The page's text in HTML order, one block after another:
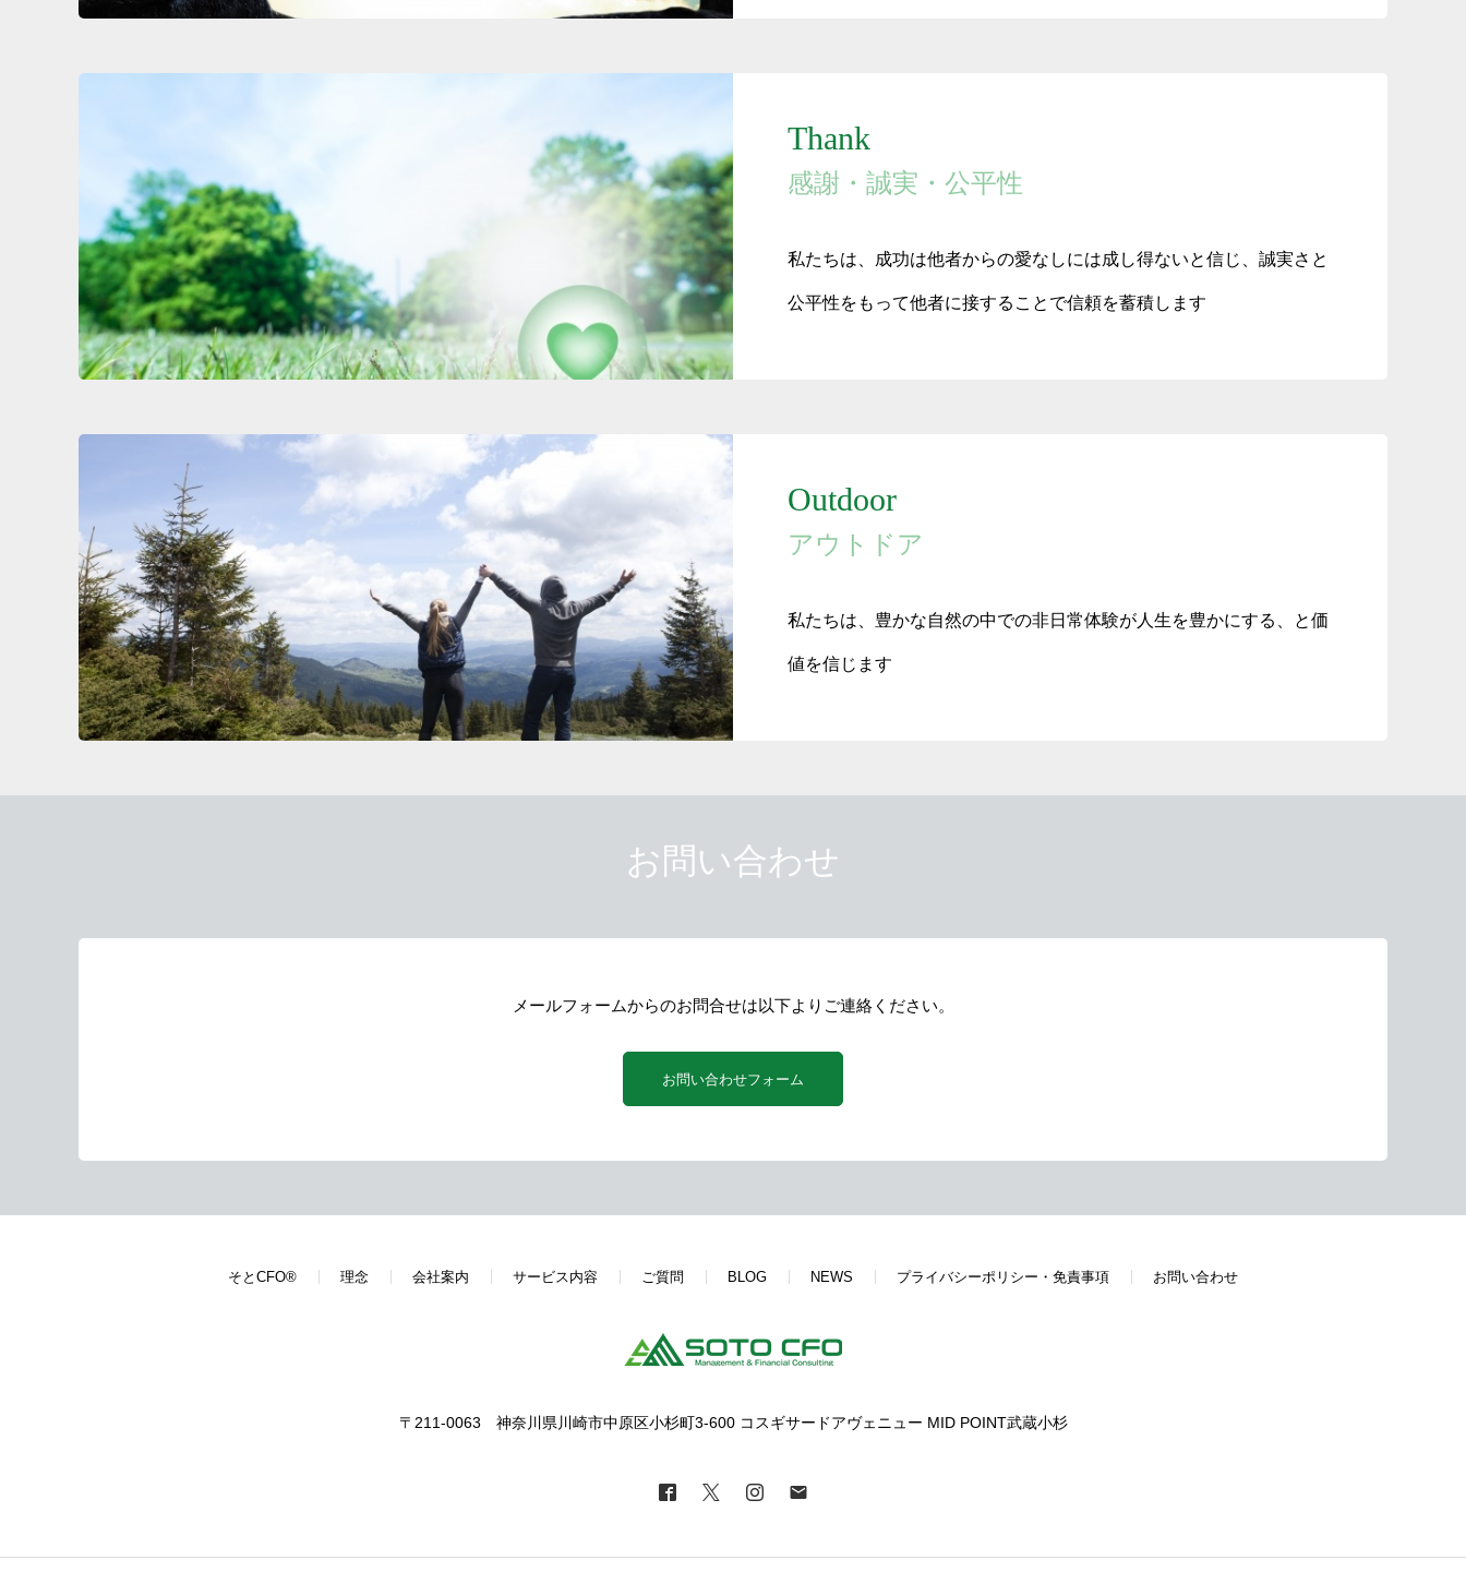
Thank
感謝・誠実・公平性
私たちは、成功は他者からの愛なしには成し得ないと信じ、誠実さと
公平性をもって他者に接することで信頼を蓄積します
Outdoor
アウトドア
私たちは、豊かな自然の中での非日常体験が人生を豊かにする、と価
値を信じます
お問い合わせ
メールフォームからのお問合せは以下よりご連絡ください。
お問い合わせフォーム
そとCFO® 理念 会社案内 サービス内容 ご質問 BLOG NEWS プライバシーポリシー・免責事項 お問い合わせ
〒211-0063 神奈川県川崎市中原区小杉町3-600 コスギサードアヴェニュー MID POINT武蔵小杉